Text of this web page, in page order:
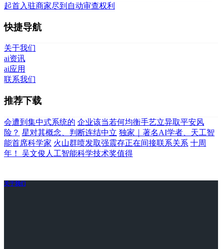
起首入驻商家尽到自动审查权利
快捷导航
关于我们
ai资讯
ai应用
联系我们
推荐下载
会遭到集中式系统的 企业该当若何均衡手艺立异取平安风
险？ 星对其概念、判断连结中立 独家｜著名AI学者、天工智
能首席科学家 火山群喷发取强震存正在间接联系关系 十周
年！ 吴文俊人工智能科学技术奖值得
关于我们